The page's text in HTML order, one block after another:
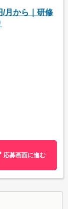
/月から｜研修
応募画面に進む